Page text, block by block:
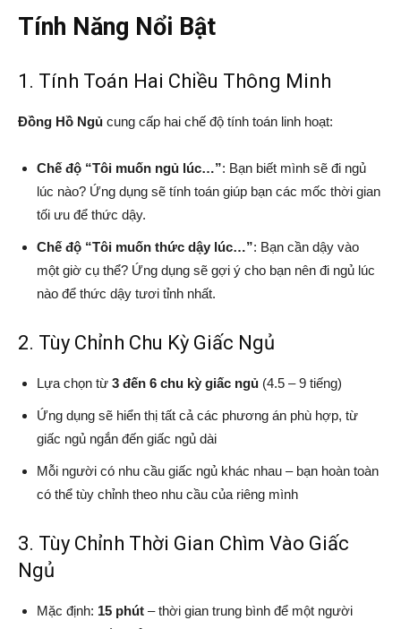
Tính Năng Nổi Bật
1. Tính Toán Hai Chiều Thông Minh
Đồng Hồ Ngủ cung cấp hai chế độ tính toán linh hoạt:
Chế độ “Tôi muốn ngủ lúc…”: Bạn biết mình sẽ đi ngủ
lúc nào? Ứng dụng sẽ tính toán giúp bạn các mốc thời gian
tối ưu để thức dậy.
Chế độ “Tôi muốn thức dậy lúc…”: Bạn cần dậy vào
một giờ cụ thể? Ứng dụng sẽ gợi ý cho bạn nên đi ngủ lúc
nào để thức dậy tươi tỉnh nhất.
2. Tùy Chỉnh Chu Kỳ Giấc Ngủ
Lựa chọn từ 3 đến 6 chu kỳ giấc ngủ (4.5 – 9 tiếng)
Ứng dụng sẽ hiển thị tất cả các phương án phù hợp, từ
giấc ngủ ngắn đến giấc ngủ dài
Mỗi người có nhu cầu giấc ngủ khác nhau – bạn hoàn toàn
có thể tùy chỉnh theo nhu cầu của riêng mình
3. Tùy Chỉnh Thời Gian Chìm Vào Giấc
Ngủ
Mặc định: 15 phút – thời gian trung bình để một người